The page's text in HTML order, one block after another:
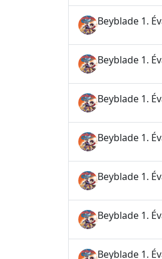
Beyblade 1.
Beyblade 1.
Beyblade 1.
Beyblade 1.
Beyblade 1.
Beyblade 1.
Beyblade 1.